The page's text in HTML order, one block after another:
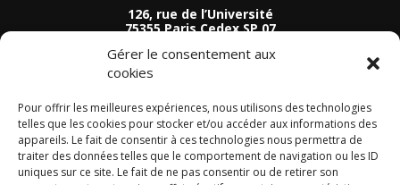
Gérer le consentement aux
cookies
Pour offrir les meilleures expériences, nous utilisons des technologies
telles que les cookies pour stocker et/ou accéder aux informations des
appareils. Le fait de consentir à ces technologies nous permettra de
traiter des données telles que le comportement de navigation ou les ID
uniques sur ce site. Le fait de ne pas consentir ou de retirer son
126, rue de l’Université
75355 Paris Cedex SP 07
01 40 63 74 81
Permanence parlementaire
54 Quai de Léon
29800 Landerneau
Tel :
02 29 63 92 41